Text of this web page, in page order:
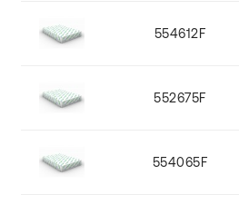
554612F
552675F
554065F